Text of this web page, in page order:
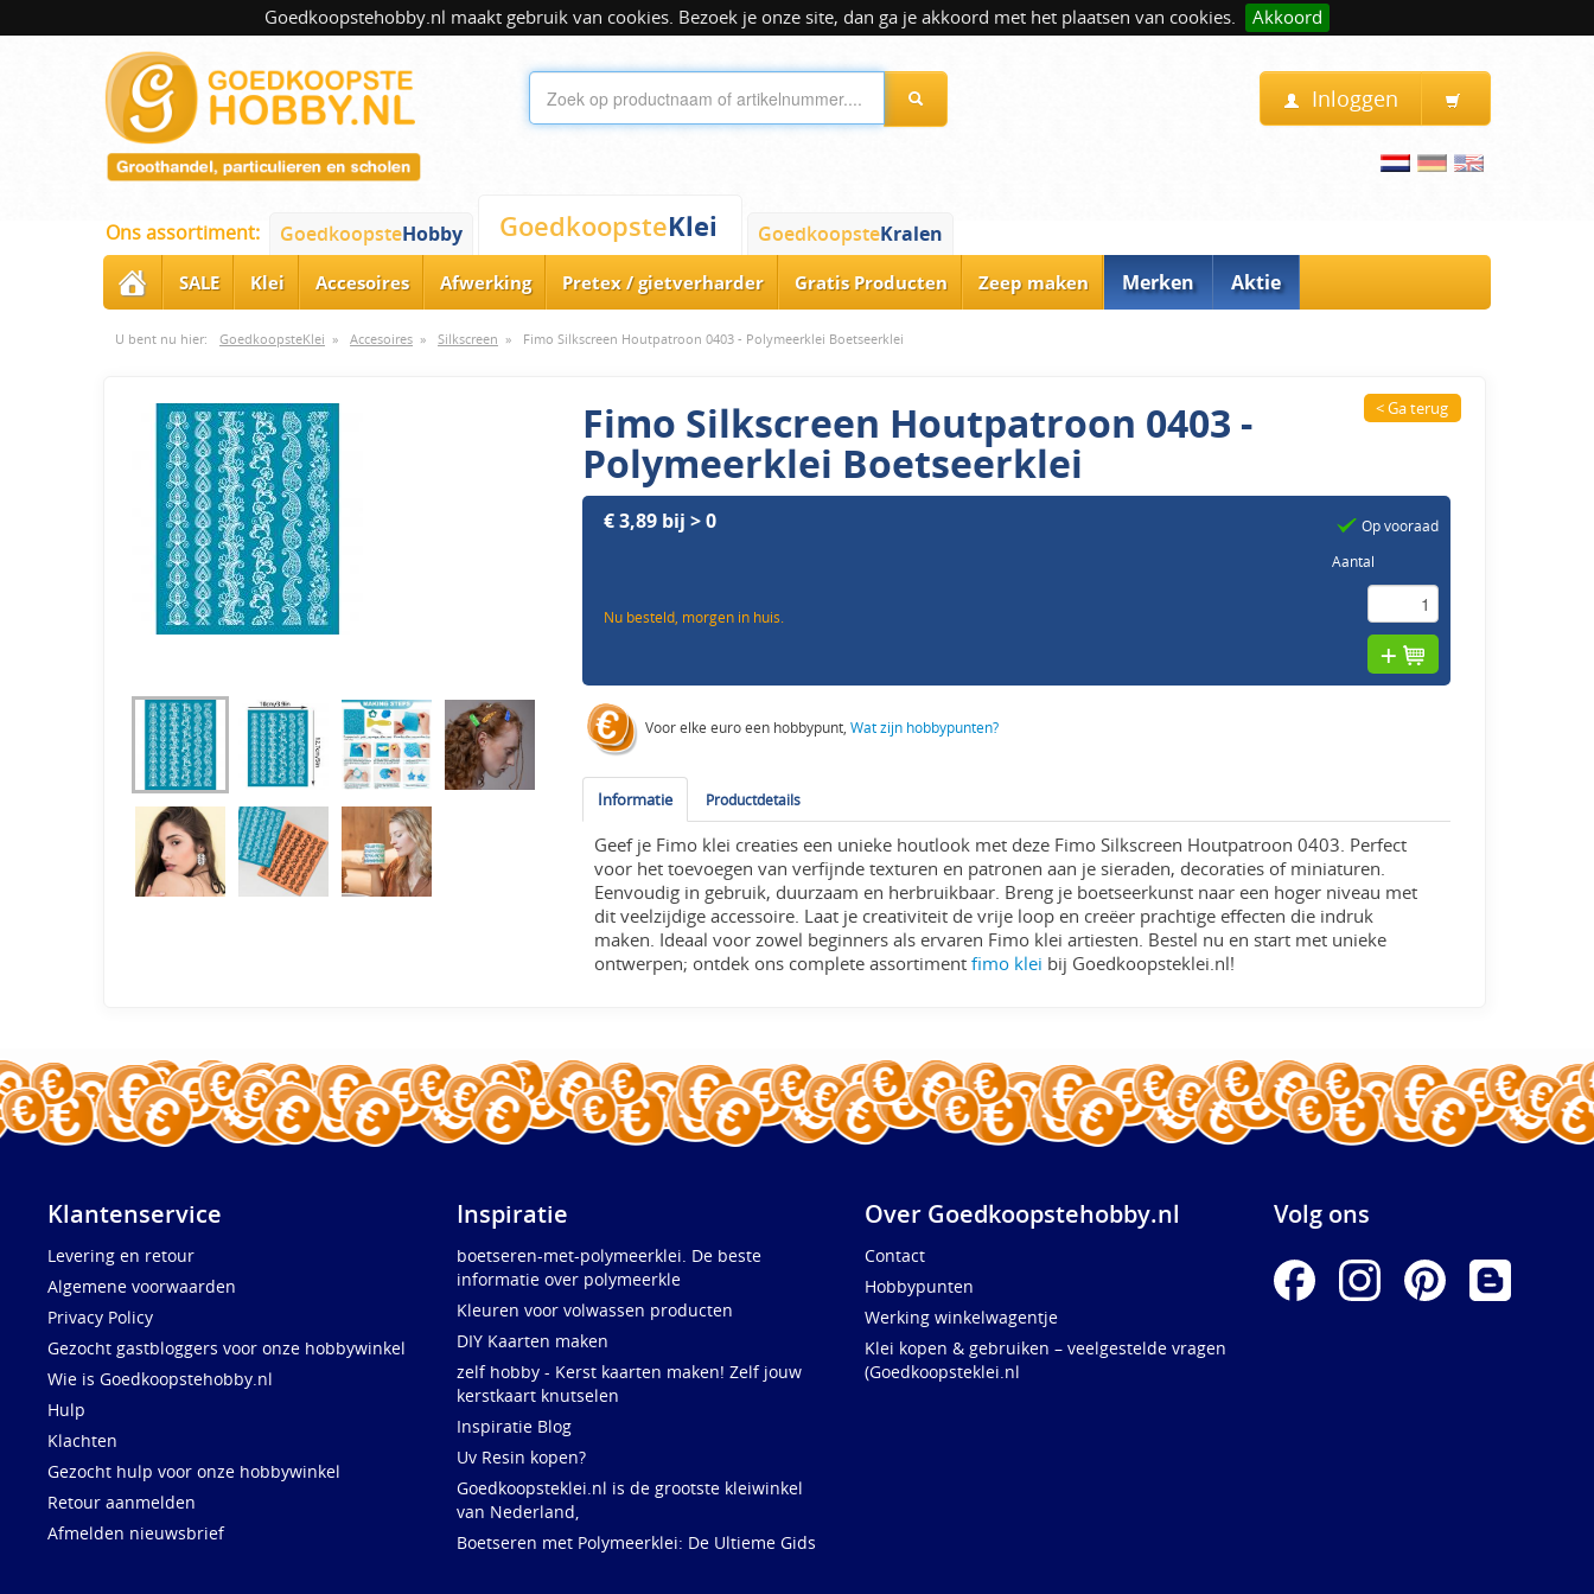
Goedkoopstehobby.nl maakt gebruik van cookies. Bezoek je onze site, dan ga je akkoord met het plaatsen van cookies. Akkoord
Inloggen
Ons assortiment: GoedkoopsteHobby GoedkoopsteKlei GoedkoopsteKralen
SALE Klei Accesoires Afwerking Pretex / gietverharder Gratis Producten Zeep maken Merken Aktie
U bent nu hier: GoedkoopsteKlei » Accesoires » Silkscreen » Fimo Silkscreen Houtpatroon 0403 - Polymeerklei Boetseerklei
Fimo Silkscreen Houtpatroon 0403 -
Polymeerklei Boetseerklei
< Ga terug
€ 3,89 bij > 0
Nu besteld, morgen in huis.
Op vooraad
Aantal
Voor elke euro een hobbypunt,Wat zijn hobbypunten?
Informatie Productdetails
Geef je Fimo klei creaties een unieke houtlook met deze Fimo Silkscreen Houtpatroon 0403. Perfect
voor het toevoegen van verfijnde texturen en patronen aan je sieraden, decoraties of miniaturen.
Eenvoudig in gebruik, duurzaam en herbruikbaar. Breng je boetseerkunst naar een hoger niveau met
dit veelzijdige accessoire. Laat je creativiteit de vrije loop en creëer prachtige effecten die indruk
maken. Ideaal voor zowel beginners als ervaren Fimo klei artiesten. Bestel nu en start met unieke
ontwerpen; ontdek ons complete assortimentfimo klei bij Goedkoopsteklei.nl!
Klantenservice
Levering en retour
Algemene voorwaarden
Privacy Policy
Gezocht gastbloggers voor onze hobbywinkel
Wie is Goedkoopstehobby.nl
Hulp
Klachten
Gezocht hulp voor onze hobbywinkel
Retour aanmelden
Afmelden nieuwsbrief
Inspiratie
boetseren-met-polymeerklei. De beste
informatie over polymeerkle
Kleuren voor volwassen producten
DIY Kaarten maken
zelf hobby - Kerst kaarten maken! Zelf jouw
kerstkaart knutselen
Inspiratie Blog
Uv Resin kopen?
Goedkoopsteklei.nl is de grootste kleiwinkel
van Nederland,
Boetseren met Polymeerklei: De Ultieme Gids
Over Goedkoopstehobby.nl
Contact
Hobbypunten
Werking winkelwagentje
Klei kopen & gebruiken – veelgestelde vragen
(Goedkoopsteklei.nl
Volg ons